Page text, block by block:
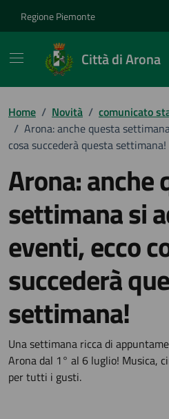
Regione Piemonte
Città di Arona
Home / Novità / comunicato
/ Arona: anche questa
cosa succederà questa settimana!
Arona: anche
settimana si
eventi, ecco
succederà
settimana!
Dettagli della
Una settimana ricca di
Arona dal 1° al 6 luglio! Musica,
per tutti i gusti.